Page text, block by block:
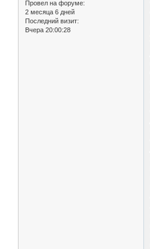
Провел на форуме:
2 месяца 6 дней
Последний визит:
Вчера 20:00:28